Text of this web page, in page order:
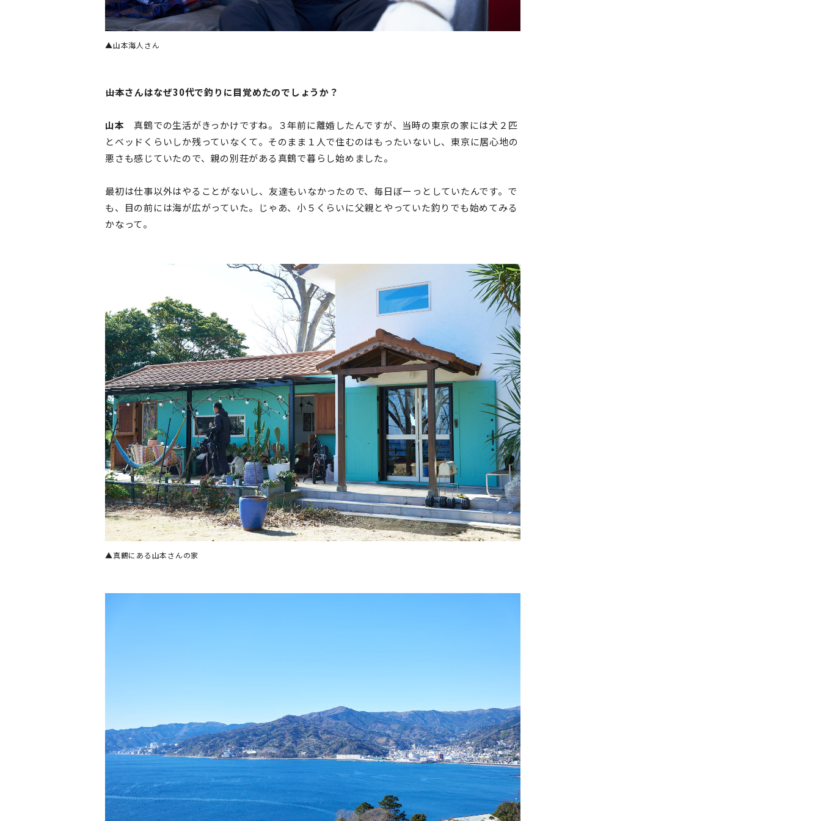
▲山本海人さん
――山本さんはなぜ30代で釣りに目覚めたのでしょうか？
山本 真鶴での生活がきっかけですね。３年前に離婚したんですが、当時の東京の家には犬２匹
とベッドくらいしか残っていなくて。そのまま１人で住むのはもったいないし、東京に居心地の
悪さも感じていたので、親の別荘がある真鶴で暮らし始めました。
最初は仕事以外はやることがないし、友達もいなかったので、毎日ぼーっとしていたんです。で
も、目の前には海が広がっていた。じゃあ、小５くらいに父親とやっていた釣りでも始めてみる
かなって。
▲真鶴にある山本さんの家